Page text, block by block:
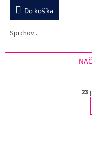
Do košíka
Sprchov...
23